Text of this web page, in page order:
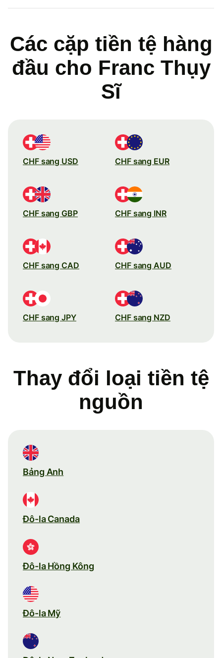
Các cặp tiền tệ hàng
đầu cho Franc Thụy
Sĩ
CHF sang USD CHF sang EUR
CHF sang GBP CHF sang INR
CHF sang CAD CHF sang AUD
CHF sang JPY CHF sang NZD
Thay đổi loại tiền tệ
nguồn
Bảng Anh
Đô-la Canada
Đô-la Hồng Kông
Đô-la Mỹ